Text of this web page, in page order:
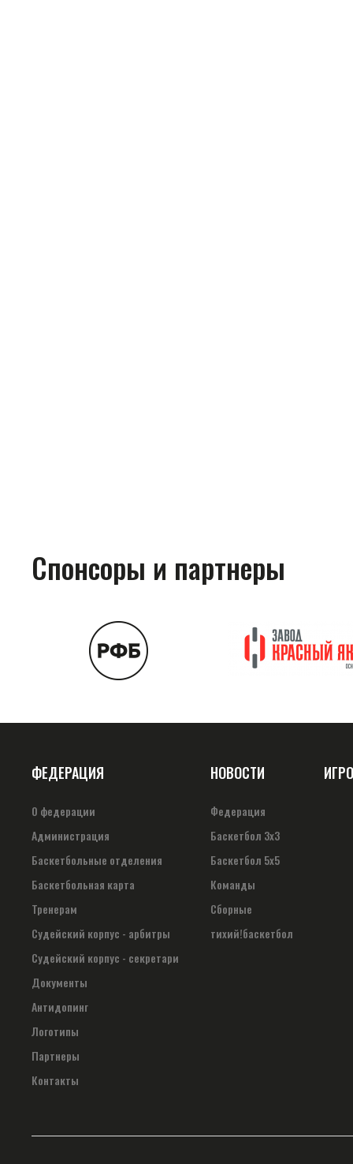
Спонсоры и партнеры
ФЕДЕРАЦИЯ
О федерации
Администрация
Баскетбольные отделения
Баскетбольная карта
Тренерам
Судейский корпус - арбитры
Судейский корпус - секретари
Документы
Антидопинг
Логотипы
Партнеры
Контакты
НОВОСТИ
Федерация
Баскетбол 3х3
Баскетбол 5х5
Команды
Сборные
тихий!баскетбол